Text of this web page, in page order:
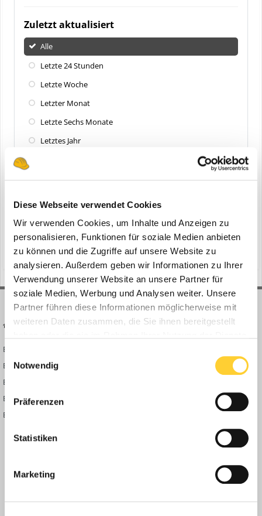
Diese Webseite verwendet Cookies
Wir verwenden Cookies, um Inhalte und Anzeigen zu
personalisieren, Funktionen für soziale Medien anbieten
zu können und die Zugriffe auf unsere Website zu
analysieren. Außerdem geben wir Informationen zu Ihrer
Verwendung unserer Website an unsere Partner für
soziale Medien, Werbung und Analysen weiter. Unsere
Partner führen diese Informationen möglicherweise mit
weiteren Daten zusammen, die Sie ihnen bereitgestellt
Einwilligungsauswahl
Notwendig
Präferenzen
Statistiken
Marketing
Zuletzt aktualisiert
Alle
Letzte 24 Stunden
Letzte Woche
Letzter Monat
Letzte Sechs Monate
Letztes Jahr
Suche starten
BAUFORUM24
Bauforum24 News
Bauforum24 TV
BF24 Mediathek
BF24 Fotostrecken
Bauforum Shop
FORUM LINKS